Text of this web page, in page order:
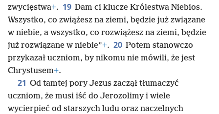
zwycięstwa+. 19 Dam ci klucze Królestwa Niebios.
Wszystko, co zwiążesz na ziemi, będzie już związane
w niebie, a wszystko, co rozwiążesz na ziemi, będzie
już rozwiązane w niebie”+. 20 Potem stanowczo
przykazał uczniom, by nikomu nie mówili, że jest
Chrystusem+.
21 Od tamtej pory Jezus zaczął tłumaczyć
uczniom, że musi iść do Jerozolimy i wiele
wycierpieć od starszych ludu oraz naczelnych